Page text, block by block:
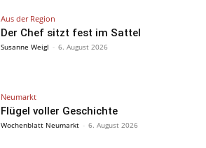
Aus der Region
Der Chef sitzt fest im Sattel
Susanne Weigl - 6. August 2026
Neumarkt
Flügel voller Geschichte
Wochenblatt Neumarkt - 6. August 2026